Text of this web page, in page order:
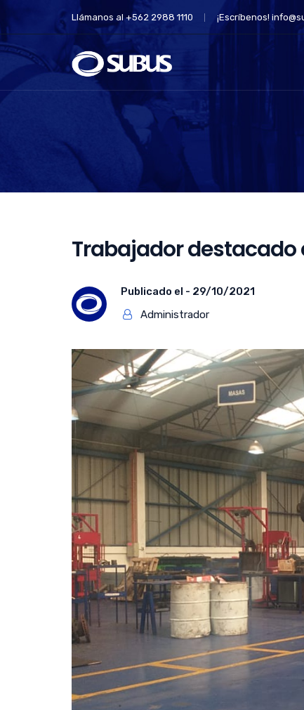
Llámanos al +562 2988 1110 ¡Escríbenos!
Trabajador destacado
Publicado el - 29/10/2021
Administrador